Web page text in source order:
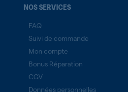
NOS SERVICES
FAQ
Suivi de commande
Mon compte
Bonus Réparation
CGV
Données personnelles